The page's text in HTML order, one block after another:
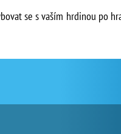
se s vaším hrdinou po